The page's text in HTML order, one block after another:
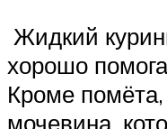
Жидкий
хорошо
Кроме
мочевина,